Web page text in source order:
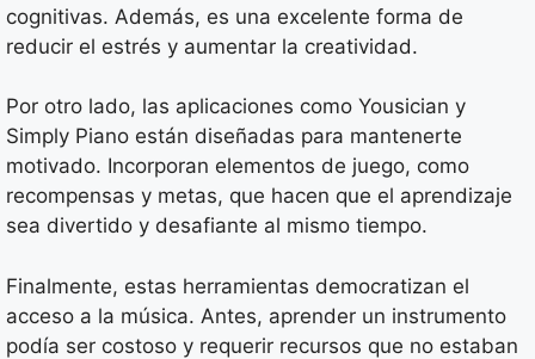
cognitivas. Además, es una excelente forma de
reducir el estrés y aumentar la creatividad.
Por otro lado, las aplicaciones como Yousician y
Simply Piano están diseñadas para mantenerte
motivado. Incorporan elementos de juego, como
recompensas y metas, que hacen que el aprendizaje
sea divertido y desafiante al mismo tiempo.
Finalmente, estas herramientas democratizan el
acceso a la música. Antes, aprender un instrumento
podía ser costoso y requerir recursos que no estaban